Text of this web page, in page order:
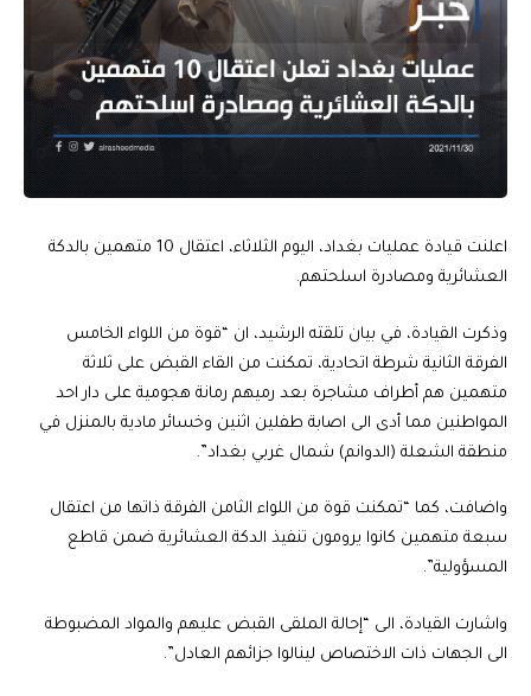
اعلنت قيادة عمليات بغداد، اليوم الثلاثاء، اعتقال 10 متهمين بالدكة
العشائرية ومصادرة اسلحتهم.
وذكرت القيادة، في بيان تلقته الرشيد، ان “قوة من اللواء الخامس
الفرقة الثانية شرطة اتحادية، تمكنت من القاء القبض على ثلاثة
متهمين هم أطراف مشاجرة بعد رميهم رمانة هجومية على دار احد
المواطنين مما أدى الى اصابة طفلين اثنين وخسائر مادية بالمنزل في
منطقة الشعلة (الدوانم) شمال غربي بغداد”.
واضافت، كما “تمكنت قوة من اللواء الثامن الفرقة ذاتها من اعتقال
سبعة متهمين كانوا يرومون تنفيذ الدكة العشائرية ضمن قاطع
المسؤولية”.
واشارت القيادة، الى “إحالة الملقى القبض عليهم والمواد المضبوطة
الى الجهات ذات الاختصاص لينالوا جزائهم العادل”.